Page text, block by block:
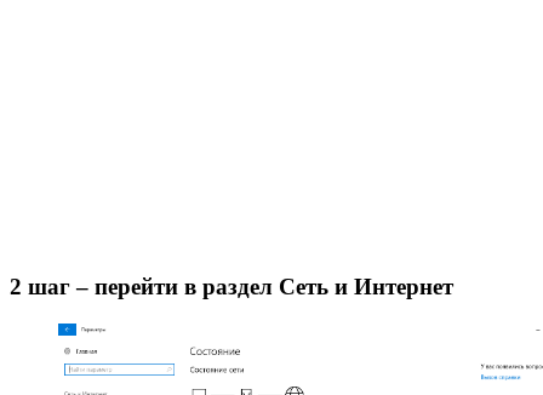
2 шаг – перейти в раздел Сеть и Интернет